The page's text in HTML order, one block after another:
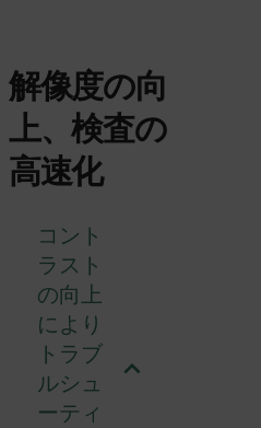
解像度の向
上、検査の
高速化
コント
ラスト
の向上
により
トラブ
ルシュ
ーティ